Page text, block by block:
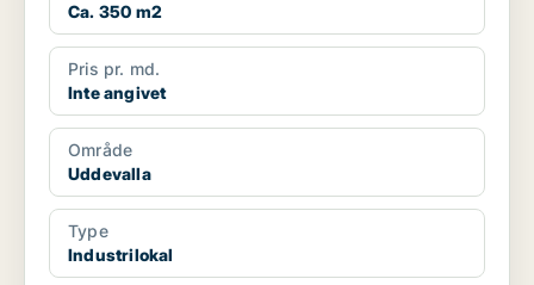
Ca. 350 m2
Pris pr. md.
Inte angivet
Område
Uddevalla
Type
Industrilokal